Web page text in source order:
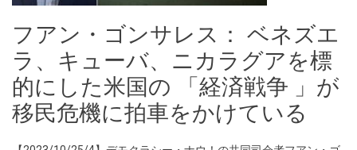
フアン・ゴンサレス： ベネズエ
ラ、キューバ、ニカラグアを標
的にした米国の 「経済戦争 」が
移民危機に拍車をかけている